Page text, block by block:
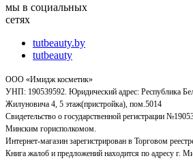
мы в социальных
сетях
tutbeauty.by
tutbeauty
ООО «Имидж косметик»
УНП: 190539592. Юридический адрес: Республика
Жилуновича 4, 5 этаж(пристройка), пом.5014
Свидетельство о государственной регистрации
Минским горисполкомом.
Интернет-магазин зарегистрирован в Торговом
Книга жалоб и предложений находится по адресу г.